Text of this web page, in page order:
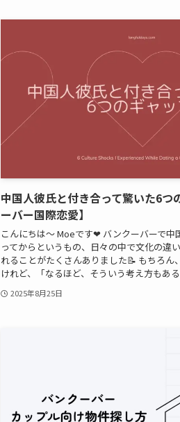
中国人彼氏と付き合って驚いた6つ
ーバー国際恋愛】
こんにちは～ Moeです❤ バンクーバーで中
ってからというもの、日々の中で文化の違
れることがたくさんありました📝 もちろん
けれど、「なるほど、そういう考え方もあ
2025年8月25日